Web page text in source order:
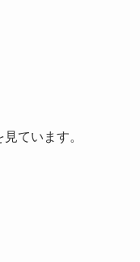
ています。